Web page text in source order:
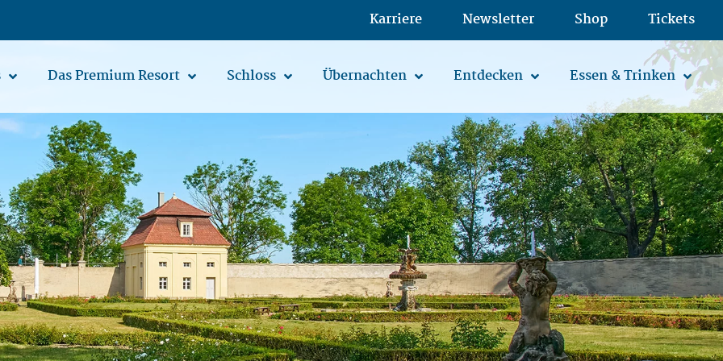
Karriere Newsletter Shop Tickets
Das Premium Resort Schloss Übernachten Entdecken Essen & Trinken